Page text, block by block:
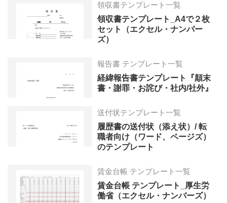
領収書テンプレート一覧
領収書テンプレート_A4で２枚
セット（エクセル・ナンバー
ズ）
報告書 テンプレート一覧
経緯報告書テンプレート『顛末
書・謝罪・お詫び・社内/社外』
送付状テンプレート一覧
履歴書の送付状（添え状）/ 転
職者向け（ワード、ページズ）
のテンプレート
賃金台帳 テンプレート一覧
賃金台帳 テンプレート_厚生労
働省（エクセル・ナンバーズ）